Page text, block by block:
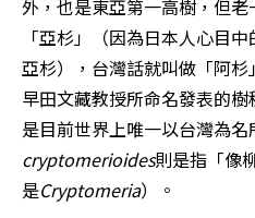
外，也是東亞第一高樹，但
「亞杉」（因為日本人心目
亞杉），台灣話就叫做「阿
早田文藏教授所命名發表的
是目前世界上唯一以台灣為
cryptomerioides則是指「像
是Cryptomeria）。